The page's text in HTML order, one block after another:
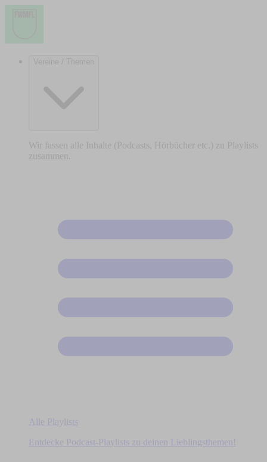
Vereine / Themen
Wir fassen alle Inhalte (Podcasts, Hörbücher etc.) zu Playlists
zusammen.
Alle Playlists
Entdecke Podcast-Playlists zu deinen Lieblingsthemen!